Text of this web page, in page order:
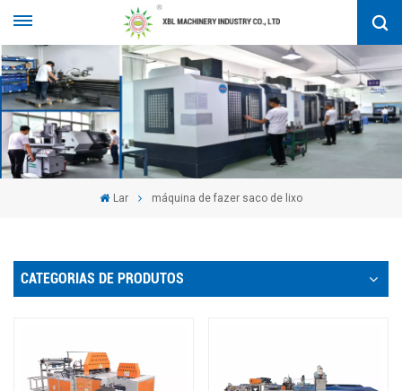
Lar máquina de fazer saco de lixo
CATEGORIAS DE PRODUTOS